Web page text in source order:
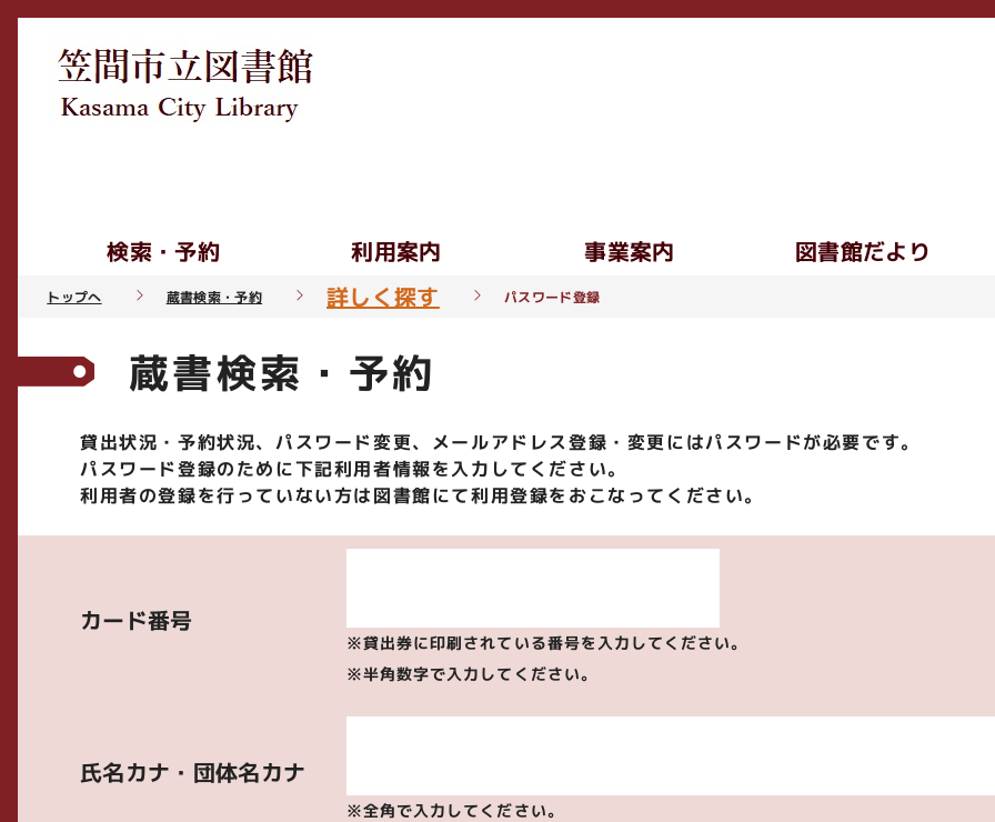
検索・予約 利用案内 事業案内 図書館だより
トップへ 蔵書検索・予約 詳しく探す パスワード登録
蔵書検索・予約
貸出状況・予約状況、パスワード変更、メールアドレス登録・変更にはパスワードが必要です。
パスワード登録のために下記利用者情報を入力してください。
利用者の登録を行っていない方は図書館にて利用登録をおこなってください。
カード番号
※貸出券に印刷されている番号を入力してください。
※半角数字で入力してください。
氏名カナ・団体名カナ
※全角で入力してください。